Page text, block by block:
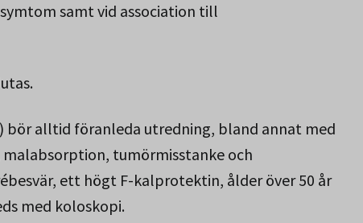
samt vid association till
bör alltid föranleda utredning, bland annat med
tumörmisstanke och
ett högt F-kalprotektin, ålder över 50 år
med koloskopi.